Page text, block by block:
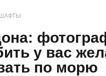
у вас
по морю